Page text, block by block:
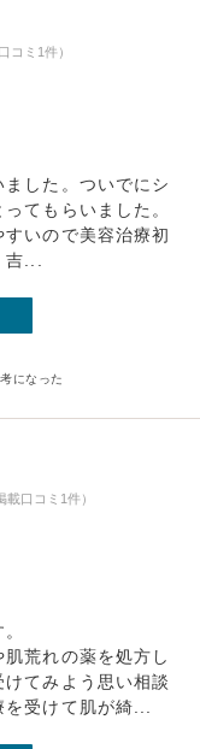
コミ1件）
した。ついでにシ
てもらいました。
いので美容治療初
...
になった
口コミ1件）
荒れの薬を処方し
てみよう思い相談
受けて肌が綺...